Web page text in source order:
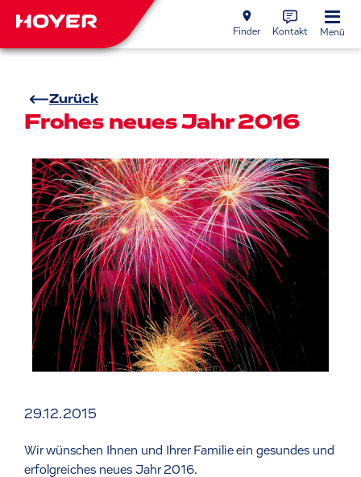
Finder Kontakt Menü
Zurück
Frohes neues Jahr 2016
29.12.2015
Wir wünschen Ihnen und Ihrer Familie ein gesundes und
erfolgreiches neues Jahr 2016.